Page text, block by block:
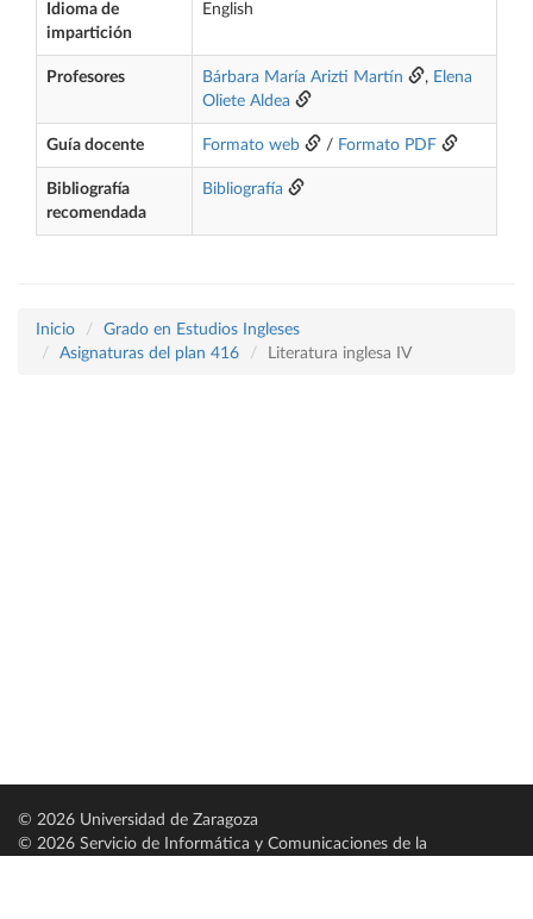
Idioma de
impartición
English
Profesores Bárbara María Arizti Martín , Elena
Oliete Aldea
Guía docente Formato web / Formato PDF
Bibliografía
recomendada
Bibliografía
Inicio
Grado en Estudios Ingleses
Asignaturas del plan 416
Literatura inglesa IV
© 2026 Universidad de Zaragoza
© 2026 Servicio de Informática y Comunicaciones de la